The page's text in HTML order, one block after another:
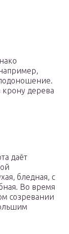
крону дерева
даёт
бледная, с
Во время
созревании